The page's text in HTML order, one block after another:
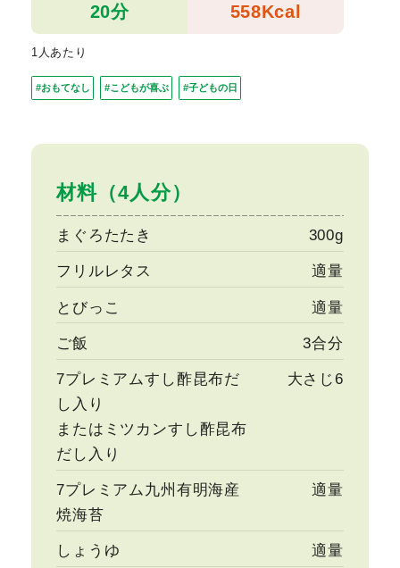
材料（4人分）
まぐろたたき 300g
フリルレタス 適量
とびっこ 適量
ご飯 3合分
7プレミアムすし酢昆布だ
し入り
またはミツカンすし酢昆布
だし入り
大さじ6
7プレミアム九州有明海産
焼海苔
適量
しょうゆ 適量
20分 558Kcal
1人あたり
#おもてなし #こどもが喜ぶ #子どもの日